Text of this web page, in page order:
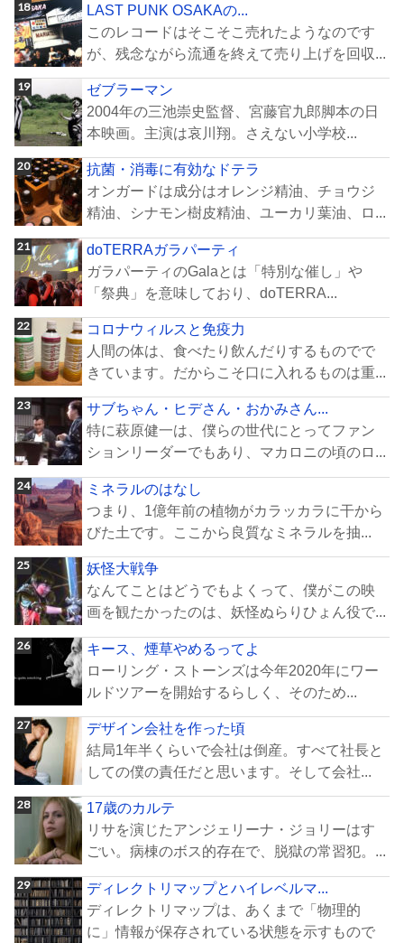
LAST PUNK OSAKAの...
このレコードはそこそこ売れたようなのです
が、残念ながら流通を終えて売り上げを回収...
ゼブラーマン
2004年の三池崇史監督、宮藤官九郎脚本の日
本映画。主演は哀川翔。さえない小学校...
抗菌・消毒に有効なドテラ
オンガードは成分はオレンジ精油、チョウジ
精油、シナモン樹皮精油、ユーカリ葉油、ロ...
doTERRAガラパーティ
ガラパーティのGalaとは「特別な催し」や
「祭典」を意味しており、doTERRA...
コロナウィルスと免疫力
人間の体は、食べたり飲んだりするものでで
きています。だからこそ口に入れるものは重...
サブちゃん・ヒデさん・おかみさん...
特に萩原健一は、僕らの世代にとってファン
ションリーダーでもあり、マカロニの頃のロ...
ミネラルのはなし
つまり、1億年前の植物がカラッカラに干から
びた土です。ここから良質なミネラルを抽...
妖怪大戦争
なんてことはどうでもよくって、僕がこの映
画を観たかったのは、妖怪ぬらりひょん役で...
キース、煙草やめるってよ
ローリング・ストーンズは今年2020年にワー
ルドツアーを開始するらしく、そのため...
デザイン会社を作った頃
結局1年半くらいで会社は倒産。すべて社長と
しての僕の責任だと思います。そして会社...
17歳のカルテ
リサを演じたアンジェリーナ・ジョリーはす
ごい。病棟のボス的存在で、脱獄の常習犯。...
ディレクトリマップとハイレベルマ...
ディレクトリマップは、あくまで「物理的
に」情報が保存されている状態を示すもので